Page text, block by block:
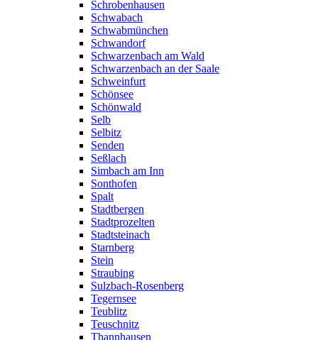
Schrobenhausen
Schwabach
Schwabmünchen
Schwandorf
Schwarzenbach am Wald
Schwarzenbach an der Saale
Schweinfurt
Schönsee
Schönwald
Selb
Selbitz
Senden
Seßlach
Simbach am Inn
Sonthofen
Spalt
Stadtbergen
Stadtprozelten
Stadtsteinach
Starnberg
Stein
Straubing
Sulzbach-Rosenberg
Tegernsee
Teublitz
Teuschnitz
Thannhausen